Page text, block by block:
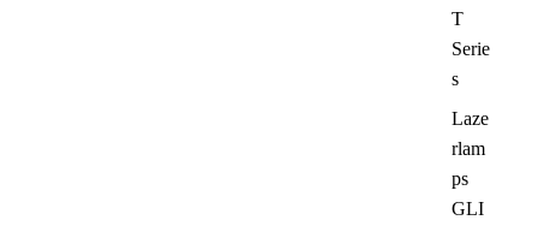
T
Serie
s
Laze
rlam
ps
GLI